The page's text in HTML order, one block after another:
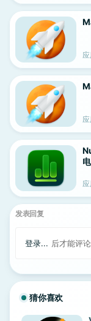
发表回复
登录... 后才能评论
猜你喜欢